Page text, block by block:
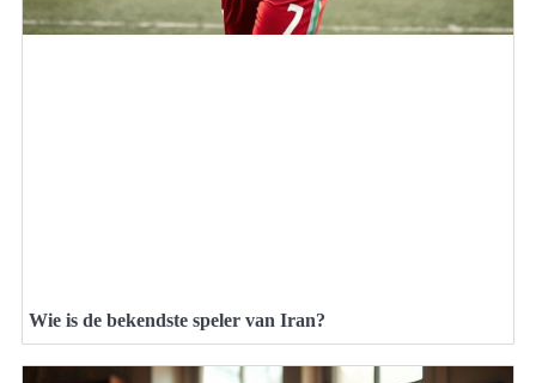
Wie is de bekendste speler van Iran?